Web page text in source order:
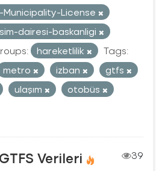
License
dairesi-baskanligi
hareketlilik
Tags:
metro izban
gtfs
ulaşım
otobüs
Verileri
39